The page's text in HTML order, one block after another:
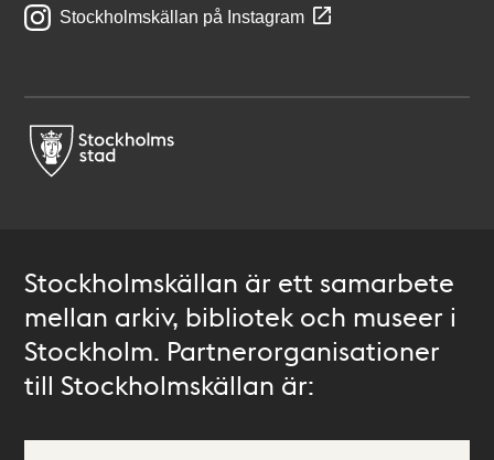
Stockholmskällan på Instagram
Stockholmskällan är ett samarbete
mellan arkiv, bibliotek och museer i
Stockholm. Partnerorganisationer
till Stockholmskällan är: